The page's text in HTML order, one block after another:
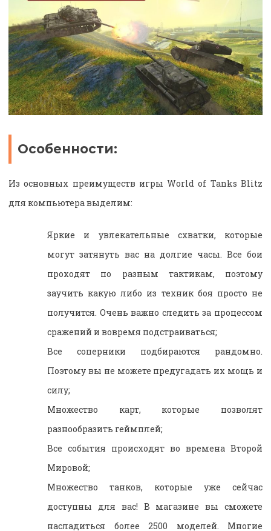
Особенности:
Из основных преимуществ игры World of Tanks Blitz
для компьютера выделим:
Яркие и увлекательные схватки, которые
могут затянуть вас на долгие часы. Все бои
проходят по разным тактикам, поэтому
заучить какую либо из техник боя просто не
получится. Очень важно следить за процессом
сражений и вовремя подстраиваться;
Все соперники подбираются рандомно.
Поэтому вы не можете предугадать их мощь и
силу;
Множество карт, которые позволят
разнообразить геймплей;
Все события происходят во времена Второй
Мировой;
Множество танков, которые уже сейчас
доступны для вас! В магазине вы сможете
насладиться более 2500 моделей. Многие